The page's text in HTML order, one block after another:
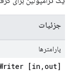
جزئیات
پارامترها
[in
, out] io